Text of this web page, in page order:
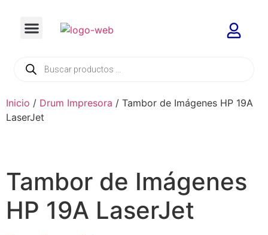
Inicio / Drum Impresora / Tambor de Imágenes HP 19A
LaserJet
Tambor de Imágenes
HP 19A LaserJet